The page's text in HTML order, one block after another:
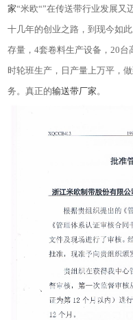
家“米欧“”在传送带行业发展又
十几年的创业之路，到现今如
存量，4套卷料生产设备，20
时轮班生产，日产量上万平，
务。真正的输送带厂家。